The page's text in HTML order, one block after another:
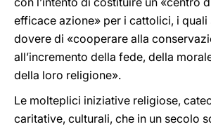
efficace azione» per i cattolici, i quali
dovere di «cooperare alla
all’incremento della fede, della
della loro religione».
Le molteplici iniziative religiose,
caritative, culturali, che in un secolo